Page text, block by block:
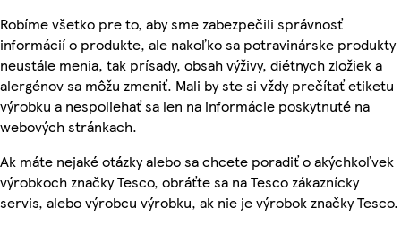
Robíme všetko pre to, aby sme zabezpečili správnosť
informácií o produkte, ale nakoľko sa potravinárske produkty
neustále menia, tak prísady, obsah výživy, diétnych zložiek a
alergénov sa môžu zmeniť. Mali by ste si vždy prečítať etiketu
výrobku a nespoliehať sa len na informácie poskytnuté na
webových stránkach.
Ak máte nejaké otázky alebo sa chcete poradiť o akýchkoľvek
výrobkoch značky Tesco, obráťte sa na Tesco zákaznícky
servis, alebo výrobcu výrobku, ak nie je výrobok značky Tesco.